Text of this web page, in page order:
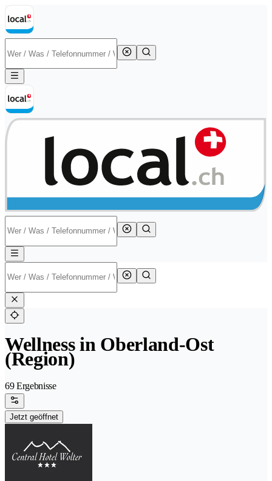
Wellness in Oberland-Ost
(Region)
69 Ergebnisse
Jetzt geöffnet